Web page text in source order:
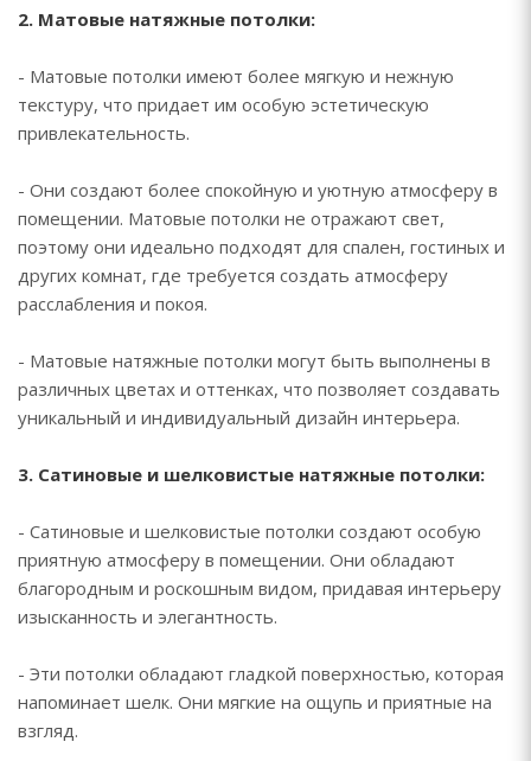
2. Матовые натяжные потолки:
- Матовые потолки имеют более мягкую и нежную
текстуру, что придает им особую эстетическую
привлекательность.
- Они создают более спокойную и уютную атмосферу в
помещении. Матовые потолки не отражают свет,
поэтому они идеально подходят для спален, гостиных и
других комнат, где требуется создать атмосферу
расслабления и покоя.
- Матовые натяжные потолки могут быть выполнены в
различных цветах и оттенках, что позволяет создавать
уникальный и индивидуальный дизайн интерьера.
3. Сатиновые и шелковистые натяжные потолки:
- Сатиновые и шелковистые потолки создают особую
приятную атмосферу в помещении. Они обладают
благородным и роскошным видом, придавая интерьеру
изысканность и элегантность.
- Эти потолки обладают гладкой поверхностью, которая
напоминает шелк. Они мягкие на ощупь и приятные на
взгляд.